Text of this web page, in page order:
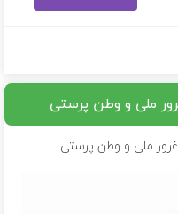
ملی و وطن پرستی
غرور ملی و وطن پرستی